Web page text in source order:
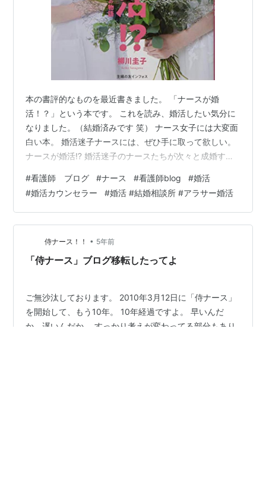
本の書評的なものを最近書きました。 「ナースが婚
活！？」という本です。 これを読み、婚活したい気分に
なりました。（結婚済みです 笑） ナース女子には大変面
白い本。 婚活迷子ナースには、ぜひ手に取って欲しい。
ナースが婚活⁉ 婚活迷子のナースたちが次々と成婚する
2020/11/13 メディア: 単行本 この本は結婚相談所で成婚
した ８人の実話を交えた物語です。 特別な点は「ナース
専門の結婚相談所」 であること。 実在する「ナースのと
も 良縁」という 結婚相談所がモデルとなっています。
仕事柄、日々患者さんの為に奮闘している ナースは私生
活でも…
#看護師 ブログ #ナース #看護師blog #婚活
#婚活カウンセラー #婚活 #結婚相談所 #アラサー婚活
侍ナース！！ • 5年前
「侍ナース」ブログ移転したってよ